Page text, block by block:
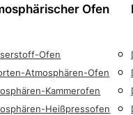
Ofen
Ofen
Atmosphären-Ofen
Kammerofen
Heißpressofen